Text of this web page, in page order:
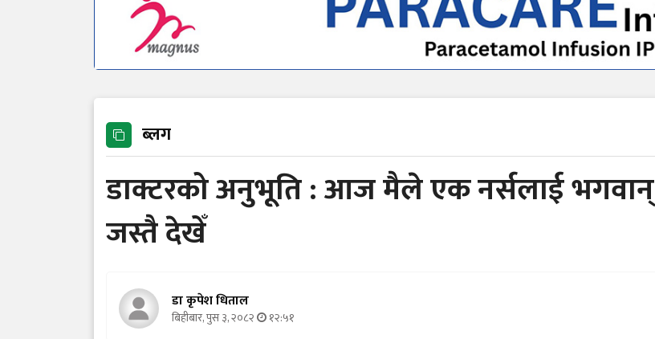
ब्लग
डाक्टरको अनुभूति : आज मैले एक नर्सलाई भगवान्
जस्तै देखेँ
डा कृपेश धिताल
बिहीबार, पुस ३, २०८२ १२:५१